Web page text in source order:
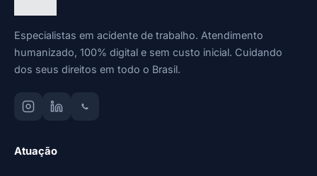
Especialistas em acidente de trabalho. Atendimento
humanizado, 100% digital e sem custo inicial. Cuidando
dos seus direitos em todo o Brasil.
Atuação